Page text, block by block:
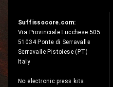
Suffissocore.com:
Via Provinciale Lucchese 505
51034 Ponte di Serravalle
Serravalle Pistoiese (PT)
Italy
No electronic press kits.